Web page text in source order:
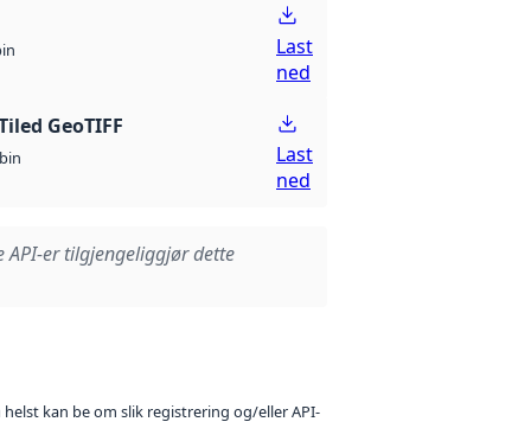
Last
ned
GeoTIFF
bin
Last
ned
API-er tilgjengeliggjør dette
kan be om slik registrering og/eller API-